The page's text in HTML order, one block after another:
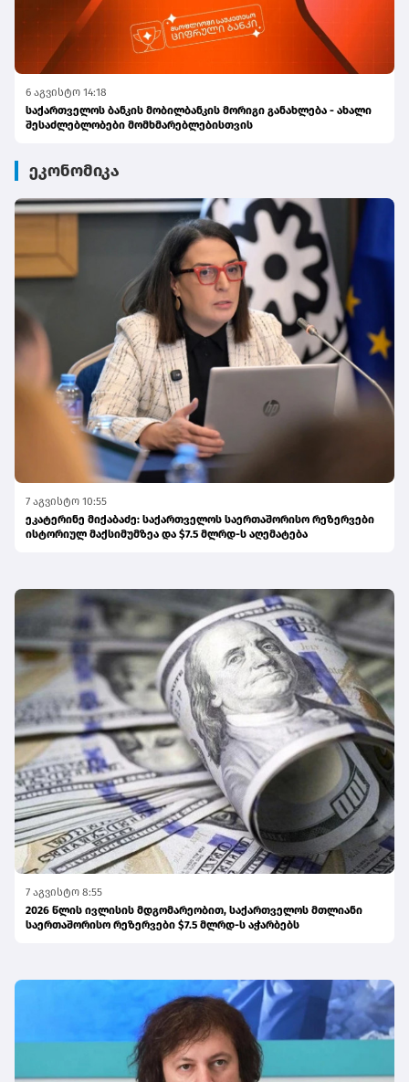
6 აგვისტო 14:18
საქართველოს ბანკის მობილბანკის მორიგი განახლება - ახალი
შესაძლებლობები მომხმარებლებისთვის
ეკონომიკა
7 აგვისტო 10:55
ეკატერინე მიქაბაძე: საქართველოს საერთაშორისო რეზერვები
ისტორიულ მაქსიმუმზეა და $7.5 მლრდ-ს აღემატება
7 აგვისტო 8:55
2026 წლის ივლისის მდგომარეობით, საქართველოს მთლიანი
საერთაშორისო რეზერვები $7.5 მლრდ-ს აჭარბებს